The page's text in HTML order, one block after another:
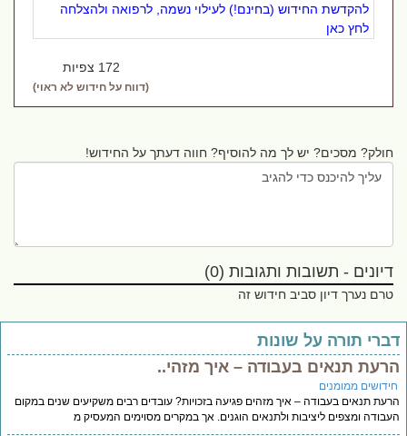
להקדשת החידוש (בחינם!) לעילוי נשמה, לרפואה ולהצלחה
לחץ כאן
172 צפיות
(דווח על חידוש לא ראוי)
חולק? מסכים? יש לך מה להוסיף? חווה דעתך על החידוש!
דיונים - תשובות ותגובות (0)
טרם נערך דיון סביב חידוש זה
תורה על שונות
תנאים בעבודה – איך מזהי..
ממומנים
תנאים בעבודה – איך מזהים פגיעה בזכויות? עובדים רבים משקיעים שנים במקום
ומצפים ליציבות ולתנאים הוגנים. אך במקרים מסוימים המעסיק מ